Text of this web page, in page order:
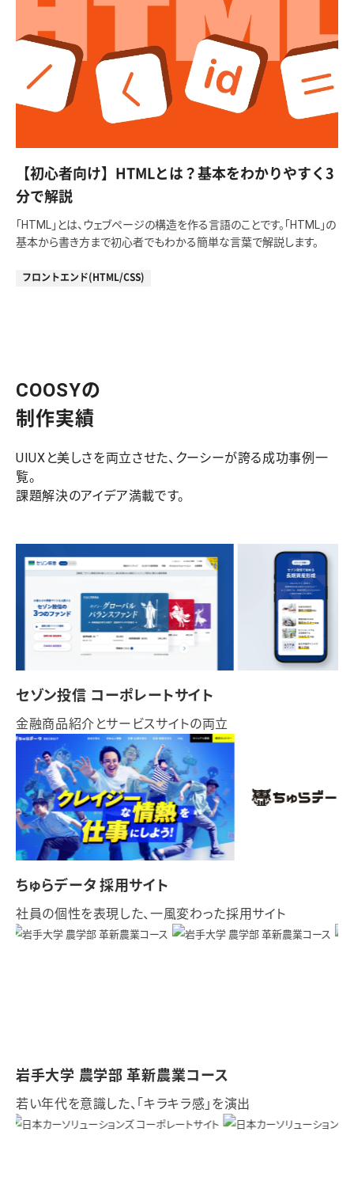
【初心者向け】HTMLとは？基本をわかりやすく3
分で解説
「HTML」とは、ウェブページの構造を作る言語のことです。「HTML」の
基本から書き方まで初心者でもわかる簡単な言葉で解説します。
フロントエンド(HTML/CSS)
COOSYの
制作実績
UIUXと美しさを両立させた、クーシーが誇る成功事例一
覧。
課題解決のアイデア満載です。
セゾン投信 コーポレートサイト
金融商品紹介とサービスサイトの両立
ちゅらデータ 採用サイト
社員の個性を表現した、一風変わった採用サイト
岩手大学 農学部 革新農業コース
若い年代を意識した、「キラキラ感」を演出